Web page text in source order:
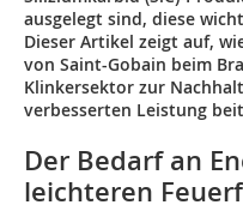
ausgelegt sind, diese
Dieser Artikel zeigt auf,
von Saint-Gobain beim
Klinkersektor zur
verbesserten Leistung
Der Bedarf an
leichteren